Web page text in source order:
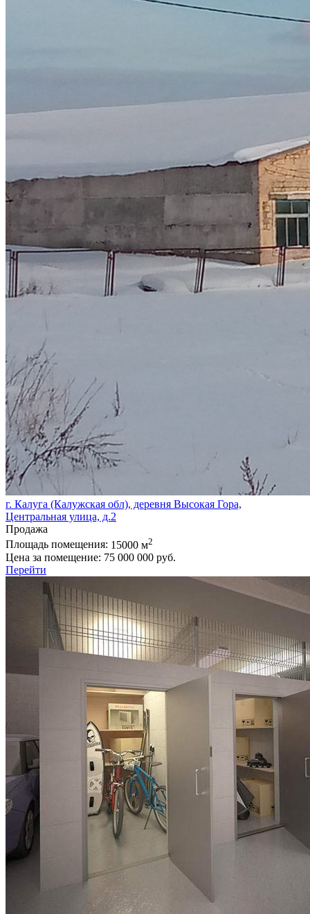
г. Калуга (Калужская обл), деревня Высокая Гора,
Центральная улица, д.2
Продажа
Площадь помещения: 15000 м2
Цена за помещение: 75 000 000 руб.
Перейти